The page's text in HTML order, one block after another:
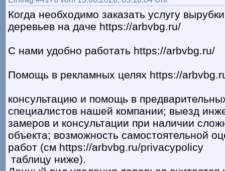
Когда необходимо заказать услугу
деревьев на даче https://arbvbg.ru/
С нами удобно работать https://arbvbg.ru/
Помощь в рекламных целях https://
консультацию и помощь в
специалистов нашей компании; выезд
замеров и консультации при наличии
объекта; возможность самостоятельной
работ (см https://arbvbg.ru/privacypolicy
таблицу ниже).